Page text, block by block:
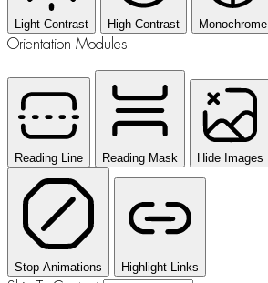
Light Contrast High Contrast Monochrome
Orientation Modules
Reading Line Reading Mask Hide Images
Stop Animations Highlight Links